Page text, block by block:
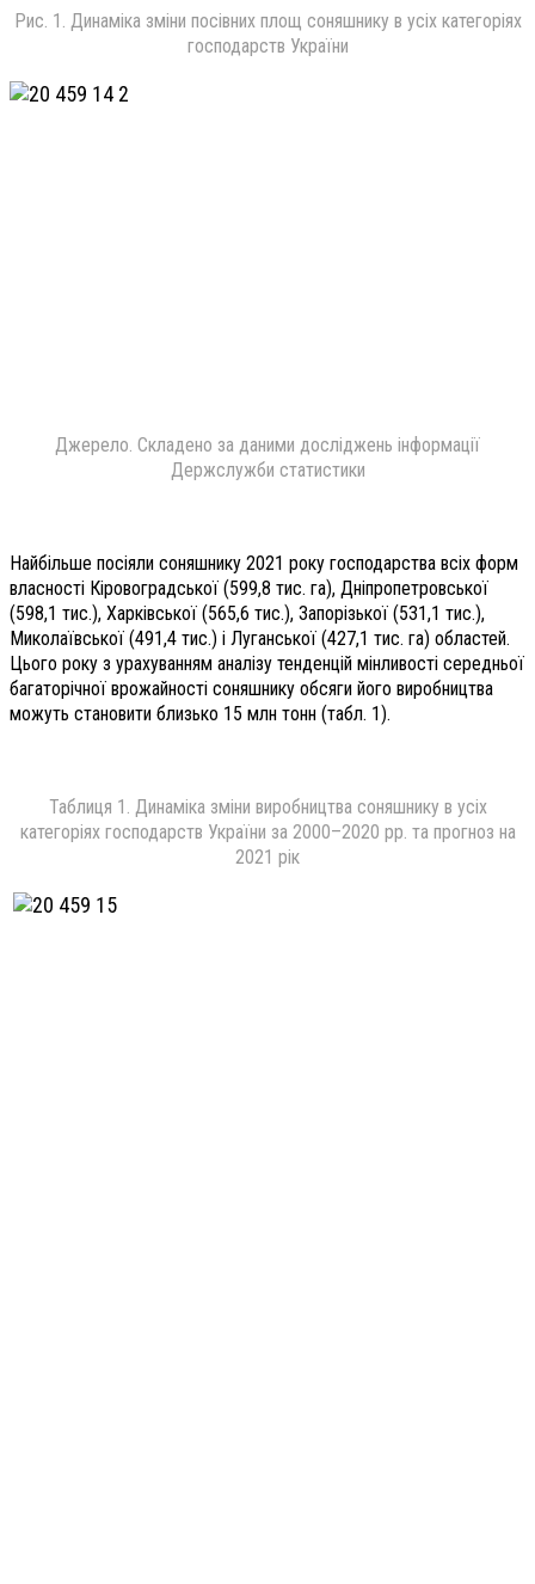
Рис. 1. Динаміка зміни посівних площ соняшнику в усіх категоріях
господарств України
Джерело. Складено за даними досліджень інформації
Держслужби статистики
Найбільше посіяли соняшнику 2021 року господарства всіх форм
власності Кіровоградської (599,8 тис. га), Дніпропетровської
(598,1 тис.), Харківської (565,6 тис.), Запорізької (531,1 тис.),
Миколаївської (491,4 тис.) і Луганської (427,1 тис. га) областей.
Цього року з урахуванням аналізу тенденцій мінливості середньої
багаторічної врожайності соняшнику обсяги його виробництва
можуть становити близько 15 млн тонн (табл. 1).
Таблиця 1. Динаміка зміни виробництва соняшнику в усіх
категоріях господарств України за 2000–2020 рр. та прогноз на
2021 рік